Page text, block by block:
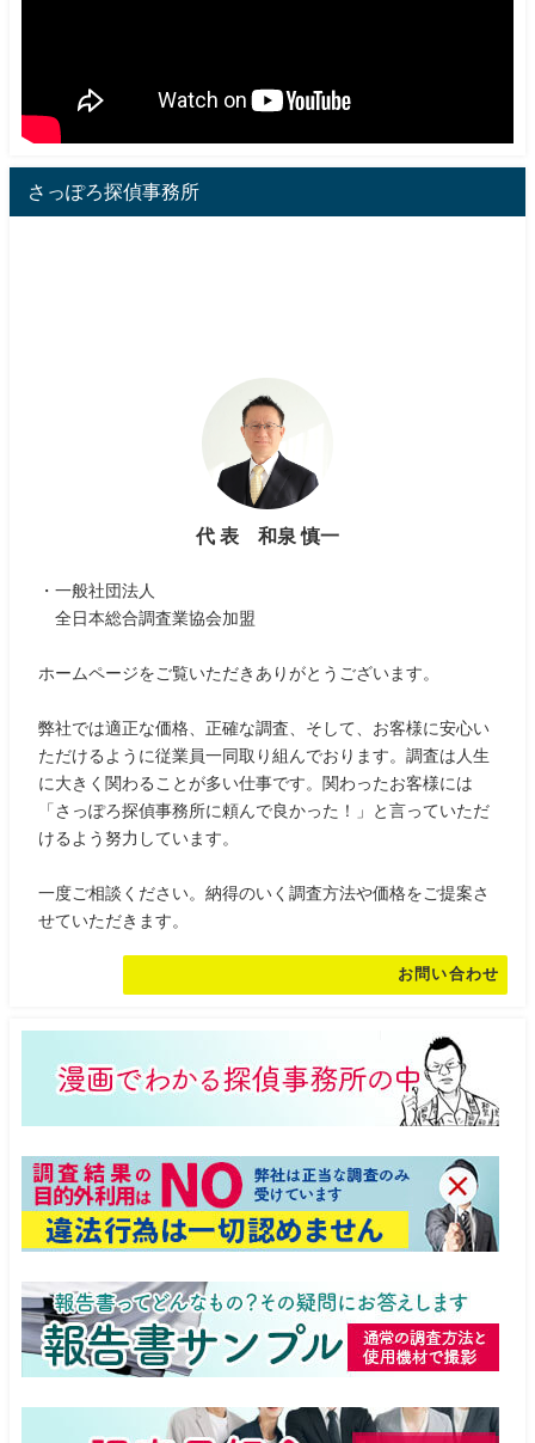
さっぽろ探偵事務所
代 表 和泉 慎一
・一般社団法人
全日本総合調査業協会加盟
ホームページをご覧いただきありがとうございます。
弊社では適正な価格、正確な調査、そして、お客様に安心い
ただけるように従業員一同取り組んでおります。調査は人生
に大きく関わることが多い仕事です。関わったお客様には
「さっぽろ探偵事務所に頼んで良かった！」と言っていただ
けるよう努力しています。
一度ご相談ください。納得のいく調査方法や価格をご提案さ
せていただきます。
お問い合わせ